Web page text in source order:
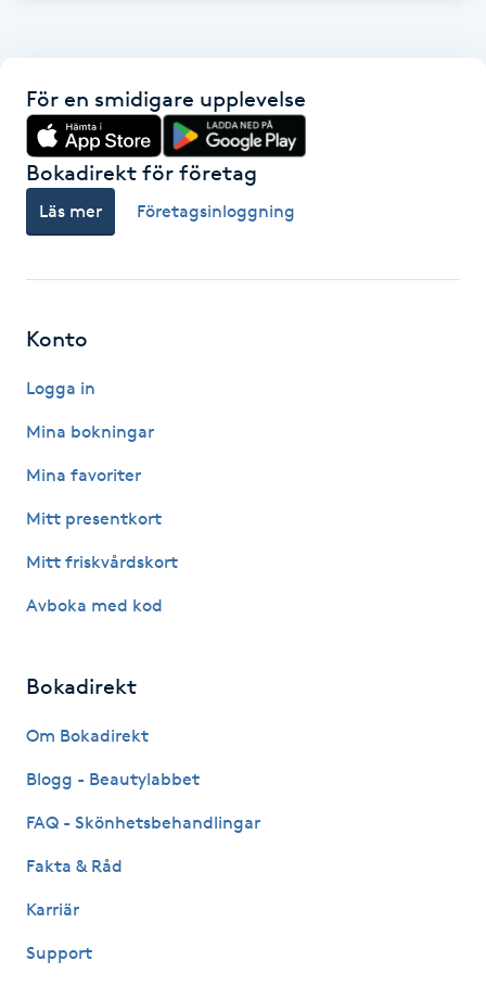
Gel naglar
Gelenaglar
Gellack
Gravidyoga
Gruppträning
Headspa
Herrklippning
HIFU
För en smidigare upplevelse
Bokadirekt för företag
Läs mer Företagsinloggning
Konto
Logga in
Mina bokningar
Mina favoriter
Mitt presentkort
Mitt friskvårdskort
Avboka med kod
Bokadirekt
Om Bokadirekt
Blogg - Beautylabbet
FAQ - Skönhetsbehandlingar
Fakta & Råd
Karriär
Support